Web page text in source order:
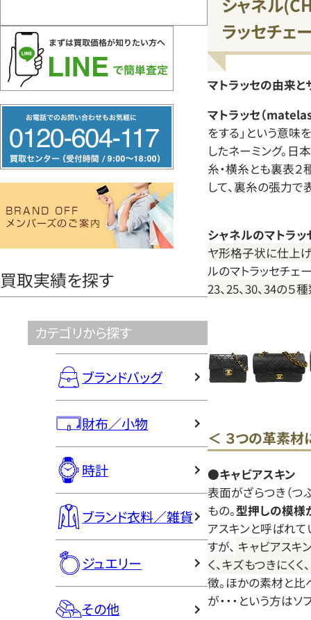
リ
ー
ヤ
買取実績を探す
カテゴリから探す
ブランドバッグ
財布／小物
時計
ブランド衣料／雑貨
ジュエリー
その他
ラッセチェ
マトラッセの由来と
マトラッセ（
をする」という意味
したネーミング。日
糸・横糸とも裏表
して、裏糸の張力
シャネルのマトラッ
ヤ形格子状に仕上
ルのマトラッセチェ
23、25、30、34の５
＜ ３つの革素材
●キャビアスキン
表面がざらつき（つ
もの。型押しの模様
アスキンと呼ばれて
すが、 キャビアスキ
く、キズもつきにく
徴。ほかの素材と比
が・・・という方は